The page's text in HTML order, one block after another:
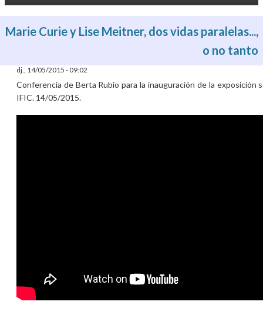
Marie Curie y Lise Meitner, dos vidas paralelas...,
o no tanto
dj., 14/05/2015 - 09:02
Conferencia de Berta Rubio para la inauguración de la exposición
IFIC. 14/05/2015.